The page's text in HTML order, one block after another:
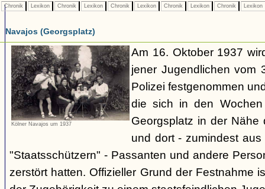
Chronik Lexikon Chronik Lexikon Chronik Lexikon Chronik Lexikon Chronik Lexikon
Navajos (Georgsplatz)
Kölner Navajos um 1937
Am 16. Oktober 1937
jener Jugendlichen vom
Polizei festgenommen
die sich in den
Georgsplatz in der Nähe
und dort - zumindest
"Staatsschützern" - Passanten und andere
zerstört hatten. Offizieller Grund der Festnahme